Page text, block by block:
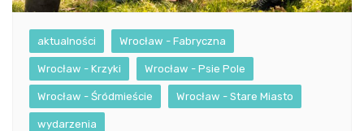
aktualności Wrocław - Fabryczna
Wrocław - Krzyki Wrocław - Psie Pole
Wrocław - Śródmieście Wrocław - Stare Miasto
wydarzenia